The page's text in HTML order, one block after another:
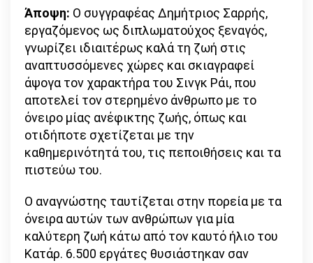
Άποψη: Ο συγγραφέας Δημήτριος Σαρρής,
εργαζόμενος ως διπλωματούχος ξεναγός,
γνωρίζει ιδιαιτέρως καλά τη ζωή στις
αναπτυσσόμενες χώρες και σκιαγραφεί
άψογα τον χαρακτήρα του Σινγκ Ράι, που
αποτελεί τον στερημένο άνθρωπο με το
όνειρο μίας ανέφικτης ζωής, όπως και
οτιδήποτε σχετίζεται με την
καθημερινότητά του, τις πεποιθήσεις και τα
πιστεύω του.
Ο αναγνώστης ταυτίζεται στην πορεία με τα
όνειρα αυτών των ανθρώπων για μία
καλύτερη ζωή κάτω από τον καυτό ήλιο του
Κατάρ. 6.500 εργάτες θυσιάστηκαν σαν